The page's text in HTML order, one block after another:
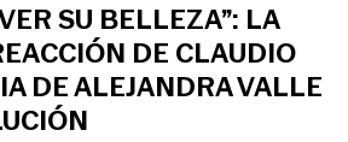
SU BELLEZA”: LA
DE CLAUDIO
DE ALEJANDRA VALLE